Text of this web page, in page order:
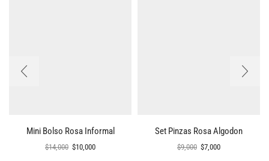
Mini Bolso Rosa Informal
$14,000 $10,000
Set Pinzas Rosa Algodon
$9,000 $7,000